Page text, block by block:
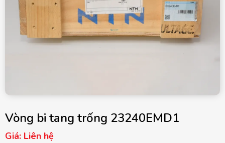
Vòng bi tang trống 23240EMD1
Giá: Liên hệ